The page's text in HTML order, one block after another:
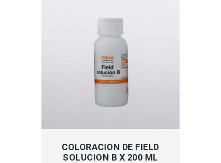
COLORACION DE FIELD
SOLUCION B X 200 ML